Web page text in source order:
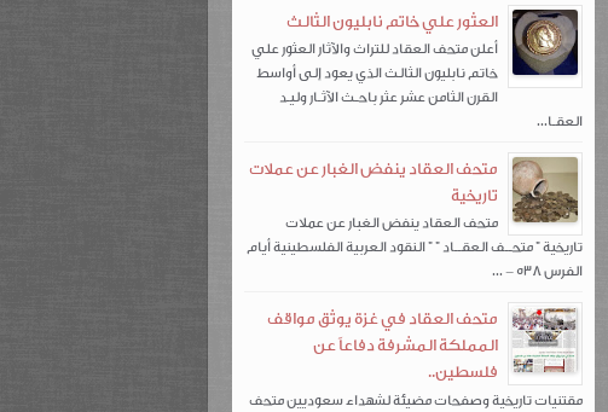
العثور علي خاتم نابليون الثالث
أعلن متحف العقاد للتراث والآثار العثور علي
خاتم نابليون الثالث الذي يعود إلى أواسط
القرن الثامن عشر عثر باحـث الآثـار وليـد
العقـا...
متحف العقاد ينفض الغبار عن عملات
تاريخية
متحف العقاد ينفض الغبار عن عملات
تاريخية " متحــف العقــاد " " النقود العربية الفلسطينية أيام
الفرس 538 – ...
متحف العقاد في غزة يوثق مواقف
المملكة المشرفة دفاعاً عن
فلسطين..
مقتنيات تاريخية وصفحات مضيئة لشهداء سعوديين متحف